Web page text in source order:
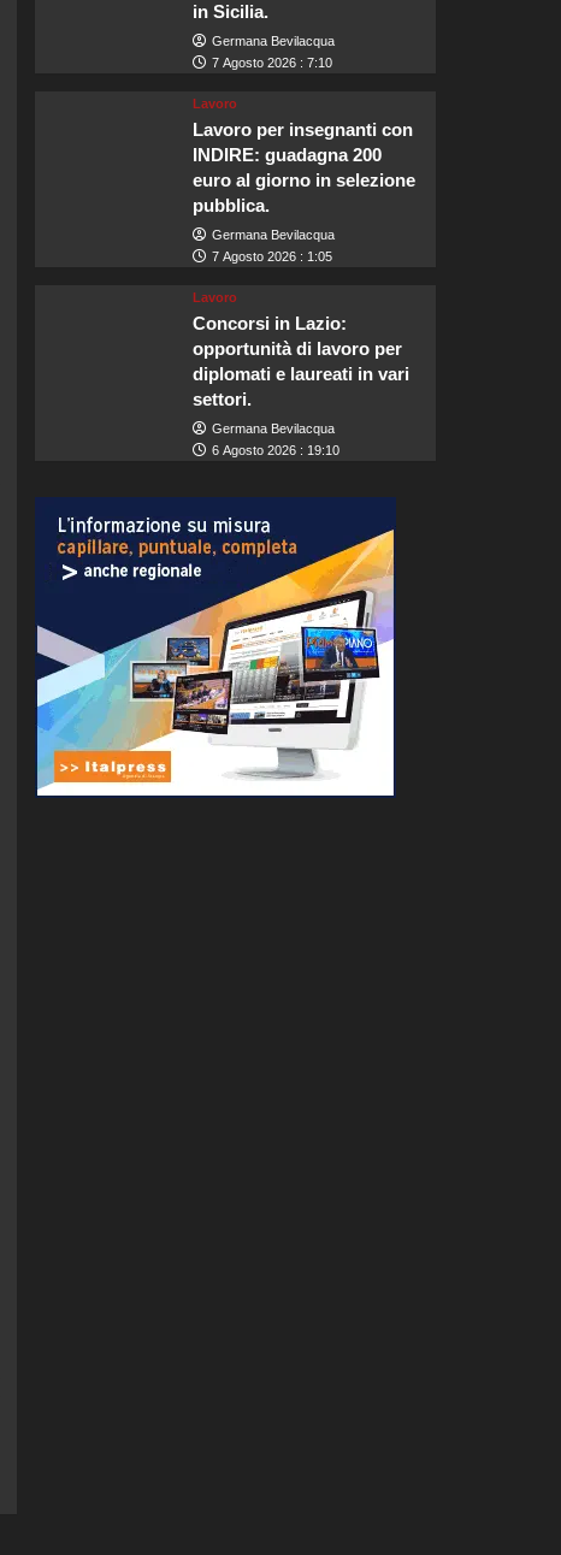
in Sicilia.
Germana Bevilacqua
7 Agosto 2026 : 7:10
Lavoro
Lavoro per insegnanti con
INDIRE: guadagna 200
euro al giorno in selezione
pubblica.
Germana Bevilacqua
7 Agosto 2026 : 1:05
Lavoro
Concorsi in Lazio:
opportunità di lavoro per
diplomati e laureati in vari
settori.
Germana Bevilacqua
6 Agosto 2026 : 19:10